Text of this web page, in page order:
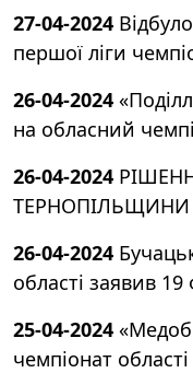
27-04-2024
першої ліги
26-04-2024
на обласний
26-04-2024
ТЕРНОПІЛЬЩИНИ
26-04-2024
області заявив 19
25-04-2024
чемпіонат